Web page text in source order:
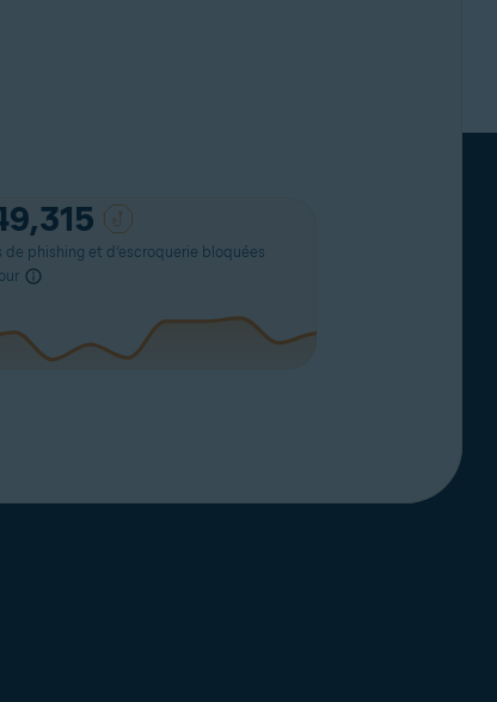
de phishing et d’escroquerie bloquées